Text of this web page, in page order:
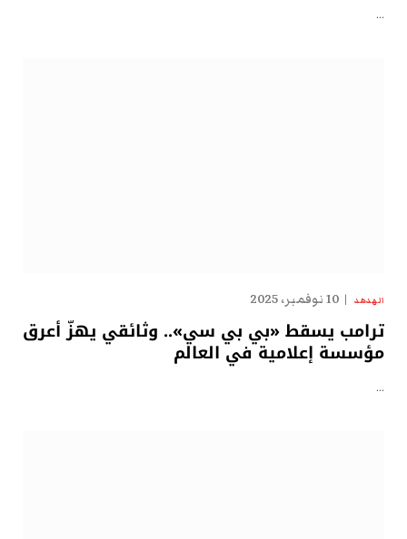
…
الهدهد 10 نوفمبر، 2025
ترامب يسقط «بي بي سي».. وثائقي يهزّ أعرق
مؤسسة إعلامية في العالم
…